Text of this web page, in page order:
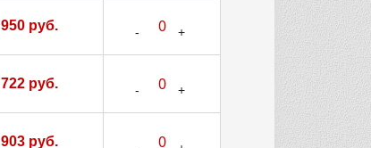
950 руб.
722 руб.
903 руб.